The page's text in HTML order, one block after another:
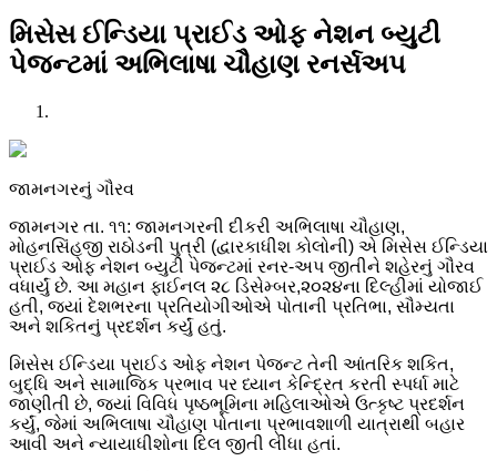
મિસેસ ઈન્ડિયા પ્રાઈડ ઓફ નેશન બ્યુટી
પેજન્ટમાં અભિલાષા ચૌહાણ રનર્સઅપ
જામનગરનું ગૌરવ
જામનગર તા. ૧૧: જામનગરની દીકરી અભિલાષા ચૌહાણ,
મોહનસિંહજી રાઠોડની પુત્રી (દ્વારકાધીશ કોલોની) એ મિસેસ ઈન્ડિયા
પ્રાઈડ ઓફ નેશન બ્યુટી પેજન્ટમાં રનર-અપ જીતીને શહેરનું ગૌરવ
વધાર્યું છે. આ મહાન ફાઈનલ ૨૮ ડિસેમ્બર,૨૦૨૪ના દિલ્હીમાં યોજાઈ
હતી, જયાં દેશભરના પ્રતિયોગીઓએ પોતાની પ્રતિભા, સૌમ્યતા
અને શકિતનું પ્રદર્શન કર્યું હતું.
મિસેસ ઈન્ડિયા પ્રાઈડ ઓફ નેશન પેજન્ટ તેની આંતરિક શકિત,
બુદ્ધિ અને સામાજિક પ્રભાવ પર ધ્યાન કેન્દ્રિત કરતી સ્પર્ધા માટે
જાણીતી છે, જયાં વિવિધ પૃષ્ઠભૂમિના મહિલાઓએ ઉત્કૃષ્ટ પ્રદર્શન
કર્યું, જેમાં અભિલાષા ચૌહાણ પોતાના પ્રભાવશાળી યાત્રાથી બહાર
આવી અને ન્યાયાધીશોના દિલ જીતી લીધા હતાં.